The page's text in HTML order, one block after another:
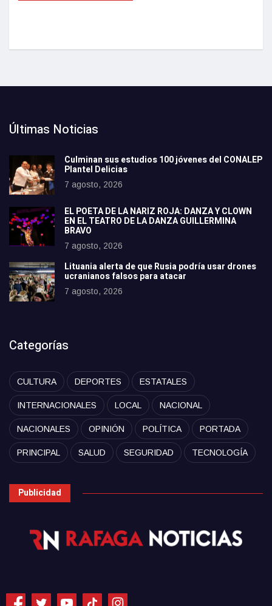
Últimas Noticias
Culminan sus estudios 100 jóvenes del CONALEP
Plantel Delicias
7 agosto, 2026
EL POETA DE LA NARIZ ROJA: DANZA Y CLOWN
EN EL TEATRO DE LA DANZA GUILLERMINA
BRAVO
7 agosto, 2026
Lituania alerta de que Rusia podría usar drones
ucranianos falsos para atacar
7 agosto, 2026
Categorías
CULTURA DEPORTES ESTATALES
INTERNACIONALES LOCAL NACIONAL
NACIONALES OPINIÓN POLÍTICA PORTADA
PRINCIPAL SALUD SEGURIDAD TECNOLOGÍA
Publicidad